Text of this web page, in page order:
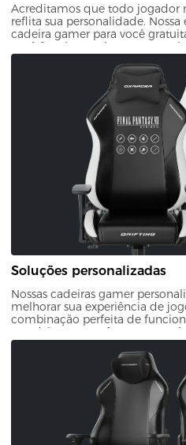
Acreditamos que todo jogador
reflita sua personalidade.
cadeira gamer para você
você ficará completamente
Soluções personalizadas
Nossas cadeiras gamer
melhorar sua experiência de
combinação perfeita de
e padrões ao estofamento,
aspecto da sua cadeira. Isso
jogo seja exclusivamente sua.